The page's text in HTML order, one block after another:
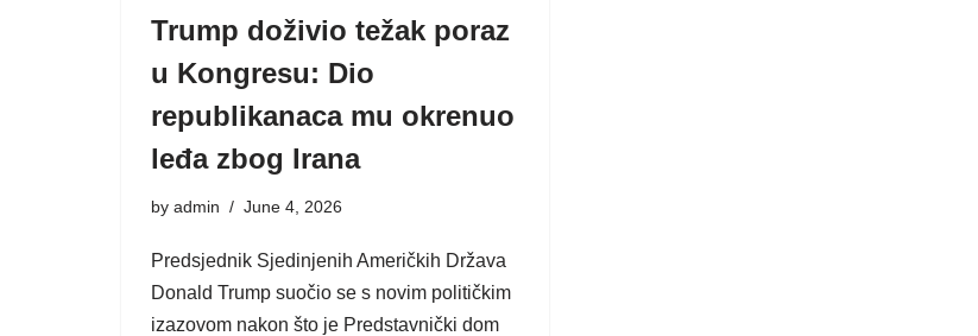
Trump doživio težak poraz
u Kongresu: Dio
republikanaca mu okrenuo
leđa zbog Irana
by admin June 4, 2026
Predsjednik Sjedinjenih Američkih Država
Donald Trump suočio se s novim političkim
izazovom nakon što je Predstavnički dom